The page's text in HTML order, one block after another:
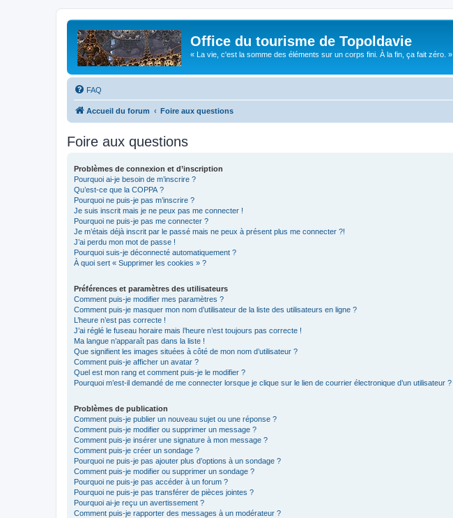
Office du tourisme de Topoldavie
« La vie, c'est la somme des éléments sur un corps fini. À la fin, ça fait zéro. »
FAQ
Accueil du forum Foire aux questions
Foire aux questions
Problèmes de connexion et d’inscription
Pourquoi ai-je besoin de m’inscrire ?
Qu’est-ce que la COPPA ?
Pourquoi ne puis-je pas m’inscrire ?
Je suis inscrit mais je ne peux pas me connecter !
Pourquoi ne puis-je pas me connecter ?
Je m’étais déjà inscrit par le passé mais ne peux à présent plus me connecter ?!
J’ai perdu mon mot de passe !
Pourquoi suis-je déconnecté automatiquement ?
À quoi sert « Supprimer les cookies » ?
Préférences et paramètres des utilisateurs
Comment puis-je modifier mes paramètres ?
Comment puis-je masquer mon nom d’utilisateur de la liste des utilisateurs en ligne ?
L’heure n’est pas correcte !
J’ai réglé le fuseau horaire mais l’heure n’est toujours pas correcte !
Ma langue n’apparaît pas dans la liste !
Que signifient les images situées à côté de mon nom d’utilisateur ?
Comment puis-je afficher un avatar ?
Quel est mon rang et comment puis-je le modifier ?
Pourquoi m’est-il demandé de me connecter lorsque je clique sur le lien de courrier électronique d’un utilisateur ?
Problèmes de publication
Comment puis-je publier un nouveau sujet ou une réponse ?
Comment puis-je modifier ou supprimer un message ?
Comment puis-je insérer une signature à mon message ?
Comment puis-je créer un sondage ?
Pourquoi ne puis-je pas ajouter plus d’options à un sondage ?
Comment puis-je modifier ou supprimer un sondage ?
Pourquoi ne puis-je pas accéder à un forum ?
Pourquoi ne puis-je pas transférer de pièces jointes ?
Pourquoi ai-je reçu un avertissement ?
Comment puis-je rapporter des messages à un modérateur ?